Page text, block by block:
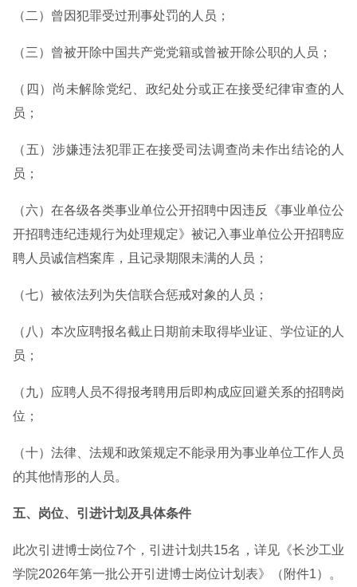
（二）曾因犯罪受过刑事处罚的人员；
（三）曾被开除中国共产党党籍或曾被开除公职的人员；
（四）尚未解除党纪、政纪处分或正在接受纪律审查的人
员；
（五）涉嫌违法犯罪正在接受司法调查尚未作出结论的人
员；
（六）在各级各类事业单位公开招聘中因违反《事业单位公
开招聘违纪违规行为处理规定》被记入事业单位公开招聘应
聘人员诚信档案库，且记录期限未满的人员；
（七）被依法列为失信联合惩戒对象的人员；
（八）本次应聘报名截止日期前未取得毕业证、学位证的人
员；
（九）应聘人员不得报考聘用后即构成应回避关系的招聘岗
位；
（十）法律、法规和政策规定不能录用为事业单位工作人员
的其他情形的人员。
五、岗位、引进计划及具体条件
此次引进博士岗位7个，引进计划共15名，详见《长沙工业
学院2026年第一批公开引进博士岗位计划表》（附件1）。